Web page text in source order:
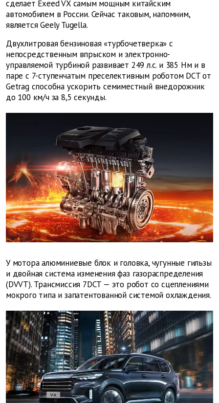
сделает Exeed VX самым мощным китайским
автомобилем в России. Сейчас таковым, напомним,
является Geely Tugella.
Двухлитровая бензиновая «турбочетверка» с
непосредственным впрыском и электронно-
управляемой турбиной развивает 249 л.с. и 385 Нм и в
паре с 7-ступенчатым преселективным роботом DCT от
Getrag способна ускорить семиместный внедорожник
до 100 км/ч за 8,5 секунды.
У мотора алюминиевые блок и головка, чугунные гильзы
и двойная система изменения фаз газораспределения
(DVVT). Трансмиссия 7DCT — это робот со сцеплениями
мокрого типа и запатентованной системой охлаждения.